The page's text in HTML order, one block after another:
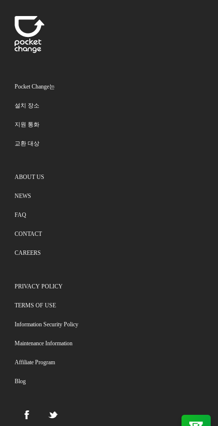
Pocket Change는
설치 장소
지원 통화
교환 대상
ABOUT US
NEWS
FAQ
CONTACT
CAREERS
PRIVACY POLICY
TERMS OF USE
Information Security Policy
Maintenance Information
Affiliate Program
Blog